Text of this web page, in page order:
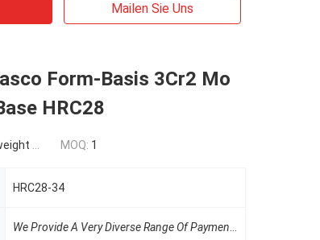
Mailen Sie Uns
Form-Basis 3Cr2 Mo
HRC28
material MOQ: 1
HRC28-34